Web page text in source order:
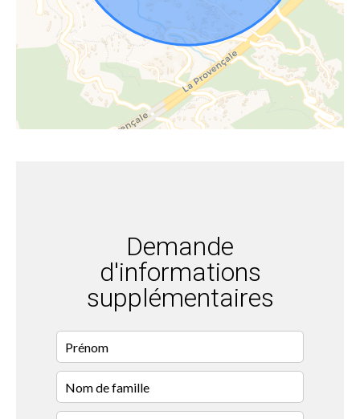
Demande
d'informations
supplémentaires